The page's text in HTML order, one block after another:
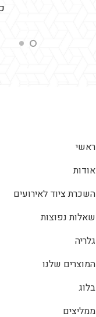
כוס טקילה
ראשי
אודות
השכרת ציוד לאירועים
שאלות נפוצות
גלריה
המוצרים שלנו
בלוג
ממליצים